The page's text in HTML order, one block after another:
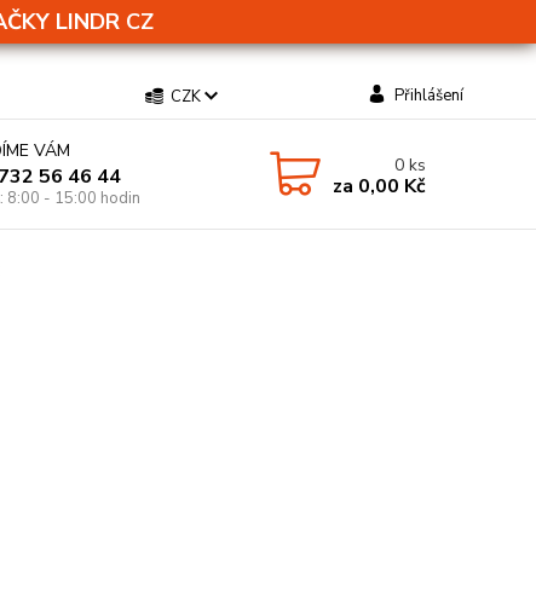
LINDR CZ
CZK Přihlášení
VÁM
56 46 44
8:00 - 15:00 hodin
0ks
za 0,00 Kč